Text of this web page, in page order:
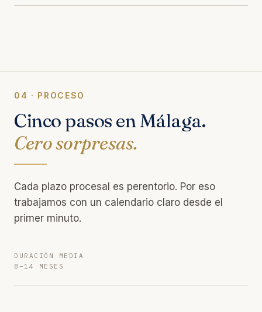
04 · PROCESO
Cinco pasos en Málaga.
Cero sorpresas.
Cada plazo procesal es perentorio. Por eso
trabajamos con un calendario claro desde el
primer minuto.
DURACIÓN MEDIA
8–14 MESES